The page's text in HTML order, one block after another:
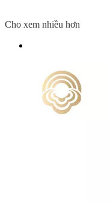
Cho xem nhiều hơn